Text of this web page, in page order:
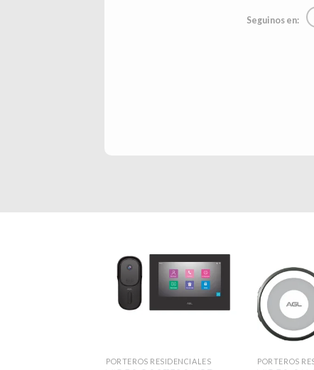
Seguinos en:
PORTEROS RESIDENCIALES PORTEROS